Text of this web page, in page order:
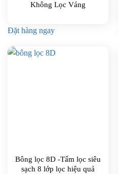
Không Lọc Váng
Đặt hàng ngay
Bông lọc 8D -Tấm lọc siêu
sạch 8 lớp lọc hiệu quả